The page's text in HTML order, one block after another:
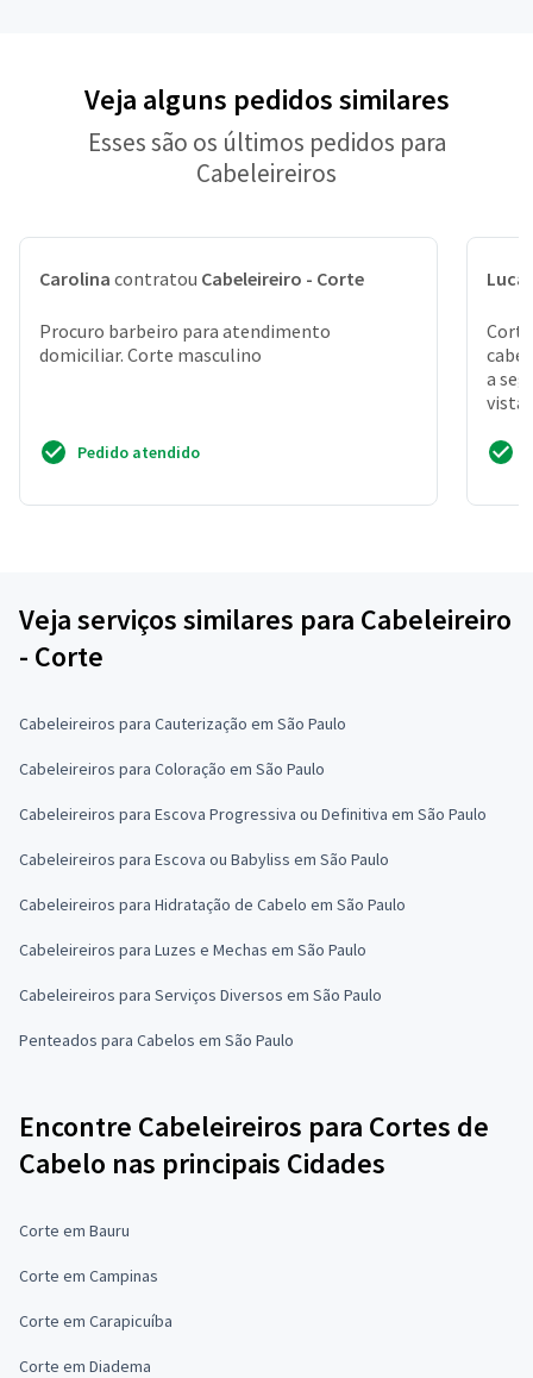
Veja alguns pedidos similares
Esses são os últimos pedidos para
Cabeleireiros
Carolina contratou Cabeleireiro - Corte
Procuro barbeiro para atendimento
domiciliar. Corte masculino
Pedido atendido
a
Veja serviços similares para Cabeleireiro
- Corte
Cabeleireiros para Cauterização em São Paulo
Cabeleireiros para Coloração em São Paulo
Cabeleireiros para Escova Progressiva ou Definitiva em São Paulo
Cabeleireiros para Escova ou Babyliss em São Paulo
Cabeleireiros para Hidratação de Cabelo em São Paulo
Cabeleireiros para Luzes e Mechas em São Paulo
Cabeleireiros para Serviços Diversos em São Paulo
Penteados para Cabelos em São Paulo
Encontre Cabeleireiros para Cortes de
Cabelo nas principais Cidades
Corte em Bauru
Corte em Campinas
Corte em Carapicuíba
Corte em Diadema